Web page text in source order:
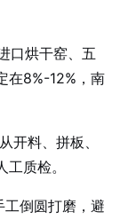
口烘干窑、五
在8%-12%，南
开料、拼板、
质检。
工倒圆打磨，避